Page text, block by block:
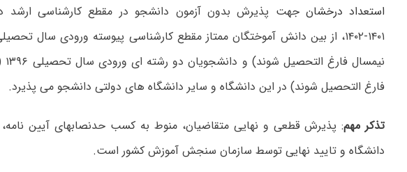
استعداد درخشان جهت پذیرش بدون آزمون دانشجو در مقطع کارشناسی ارشد
فارغ التحصیل شوند) در این دانشگاه و سایر دانشگاه های دولتی دانشجو می پذیرد.
تذکر مهم: پذیرش قطعی و نهایی متقاضیان، منوط به کسب حدنصابهای آیین نامه،
دانشگاه و تایید نهایی توسط سازمان سنجش آموزش کشور است.